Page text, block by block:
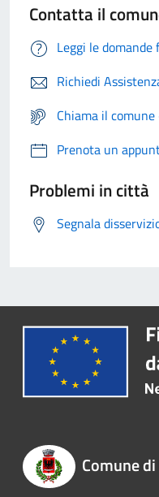
Contatta il
Leggi le
Richiedi
Chiama il
Prenota un
Problemi in città
Segnala
Comune